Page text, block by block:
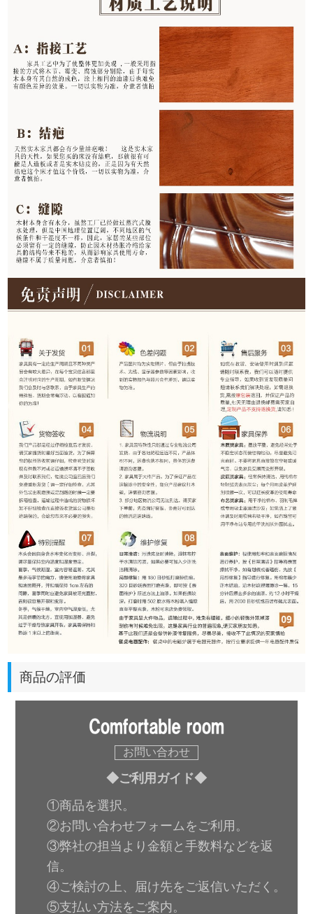
商品の評価
お問い合わせ
◆ご利用ガイド◆
①商品を選択。
②お問い合わせフォームをご利用。
③弊社の担当より金額と手数料などを返
信。
④ご検討の上、届け先をご返信いただく。
⑤支払い方法をご案内。